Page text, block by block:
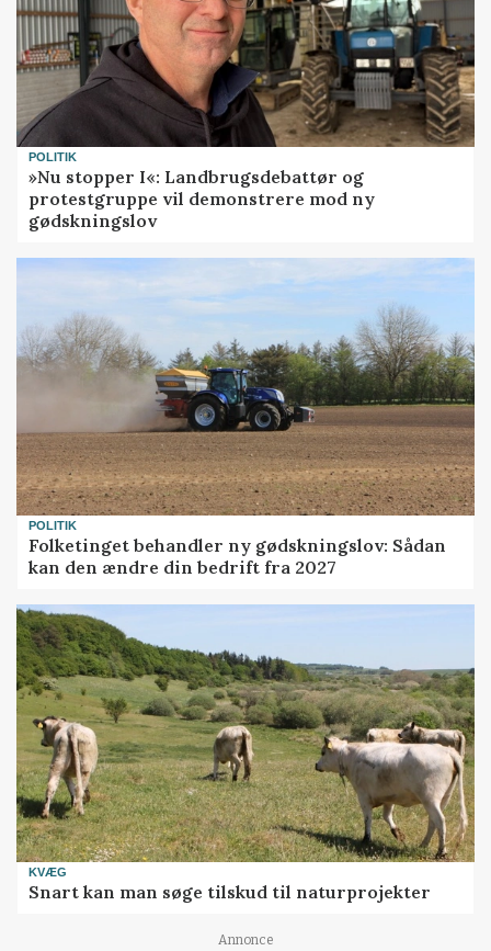
POLITIK
»Nu stopper I«: Landbrugsdebattør og
protestgruppe vil demonstrere mod ny
gødskningslov
POLITIK
Folketinget behandler ny gødskningslov: Sådan
kan den ændre din bedrift fra 2027
KVÆG
Snart kan man søge tilskud til naturprojekter
Annonce